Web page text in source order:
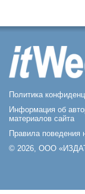
Политика
Информация об
материалов сайта
Правила поведения
© 2026, ООО